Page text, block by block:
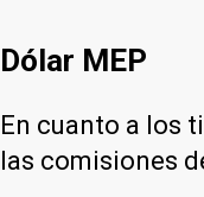
Dólar MEP
En cuanto a los
las comisiones